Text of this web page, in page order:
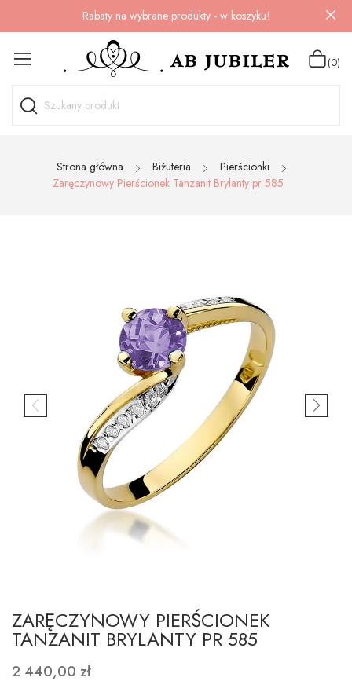
Rabaty na wybrane produkty - w koszyku!
(0)
Strona główna Biżuteria
Pierścionki
Zaręczynowy Pierścionek Tanzanit Brylanty pr 585
ZARĘCZYNOWY PIERŚCIONEK
TANZANIT BRYLANTY PR 585
2 440,00 zł